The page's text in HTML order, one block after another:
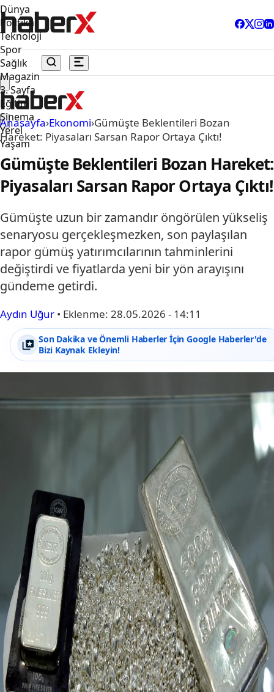
Dünya
Politika
Teknoloji
Spor
Sağlık
Magazin
3. Sayfa
Eğitim
Sinema
Yerel
Yaşam
Anasayfa›Ekonomi›Gümüşte Beklentileri Bozan
Hareket: Piyasaları Sarsan Rapor Ortaya Çıktı!
Gümüşte Beklentileri Bozan Hareket:
Piyasaları Sarsan Rapor Ortaya Çıktı!
Gümüşte uzun bir zamandır öngörülen yükseliş
senaryosu gerçekleşmezken, son paylaşılan
rapor gümüş yatırımcılarının tahminlerini
değiştirdi ve fiyatlarda yeni bir yön arayışını
gündeme getirdi.
Aydın Uğur • Eklenme: 28.05.2026 - 14:11
Son Dakika ve Önemli Haberler İçin Google Haberler'de
Bizi Kaynak Ekleyin!